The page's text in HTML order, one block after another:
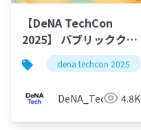
【DeNA TechCon
2025】 パブリッククラ
ウドの DeNA 的管理手
法 (社外アクセス制限
dena techcon 2025
DeNA_Tech 4.8K